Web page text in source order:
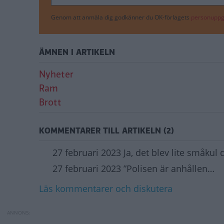
Genom att anmäla dig godkänner du OK-förlagets
ÄMNEN I ARTIKELN
Nyheter
Ram
Brott
KOMMENTARER TILL ARTIKELN (2)
27 februari 2023 Ja, det blev lite småkul
27 februari 2023 ”Polisen är anhållen…
Läs kommentarer och diskutera